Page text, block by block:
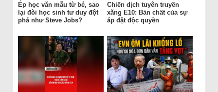
Ép học văn mẫu từ bé, sao
lại đòi học sinh tư duy đột
phá như Steve Jobs?
Chiến dịch tuyên truyền
xăng E10: Bản chất của sự
áp đặt độc quyền